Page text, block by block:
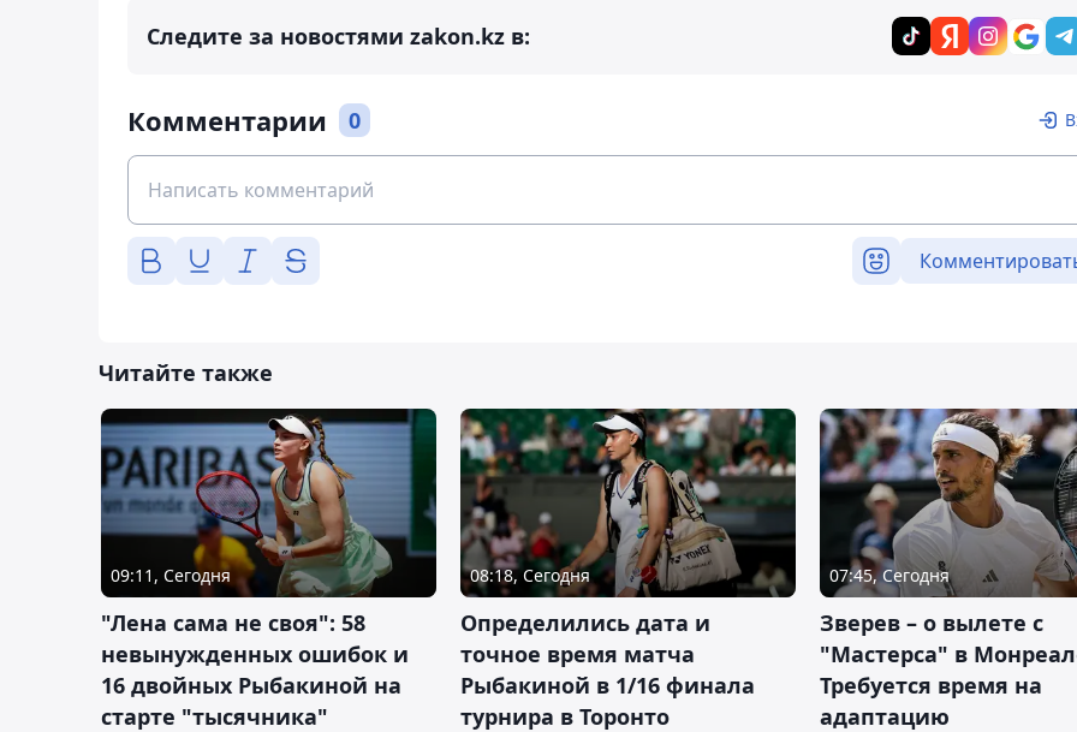
Следите за новостями zakon.kz в:
Комментарии 0
Читайте также
09:11, Сегодня
"Лена сама не своя": 58
невынужденных ошибок и
16 двойных Рыбакиной на
старте "тысячника"
08:18, Сегодня
Определились дата и
точное время матча
Рыбакиной в 1/16 финала
турнира в Торонто
07:45, Сегодня
Зверев – о вылете с
"Мастерса" в
Требуется время на
адаптацию